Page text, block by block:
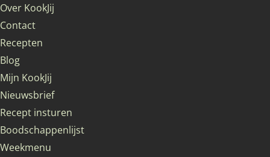
Over KookJij
Contact
Recepten
Blog
Mijn KookJij
Nieuwsbrief
Recept insturen
Boodschappenlijst
Weekmenu